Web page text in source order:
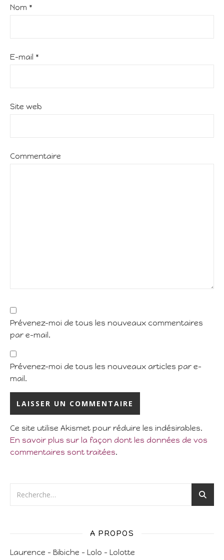
Nom *
E-mail *
Site web
Commentaire
Prévenez-moi de tous les nouveaux commentaires
par e-mail.
Prévenez-moi de tous les nouveaux articles par e-
mail.
Ce site utilise Akismet pour réduire les indésirables.
En savoir plus sur la façon dont les données de vos
commentaires sont traitées.
A PROPOS
Laurence – Bibiche – Lolo – Lolotte